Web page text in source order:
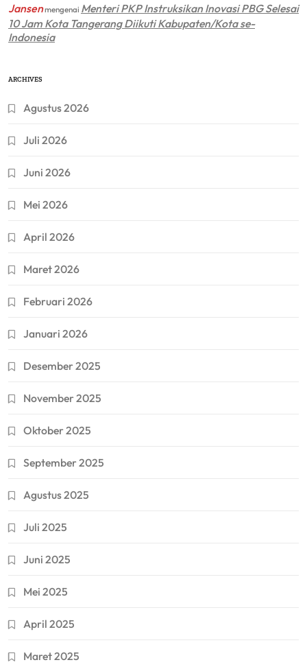
Jansenmengenai Menteri PKP Instruksikan Inovasi PBG Selesai
10 Jam Kota Tangerang Diikuti Kabupaten/Kota se-
Indonesia
ARCHIVES
Agustus 2026
Juli 2026
Juni 2026
Mei 2026
April 2026
Maret 2026
Februari 2026
Januari 2026
Desember 2025
November 2025
Oktober 2025
September 2025
Agustus 2025
Juli 2025
Juni 2025
Mei 2025
April 2025
Maret 2025